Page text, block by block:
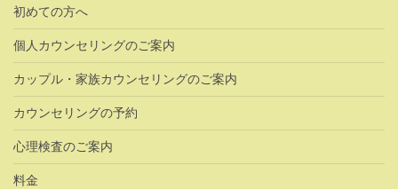
初めての方へ
個人カウンセリングのご案内
カップル・家族カウンセリングのご案内
カウンセリングの予約
心理検査のご案内
料金